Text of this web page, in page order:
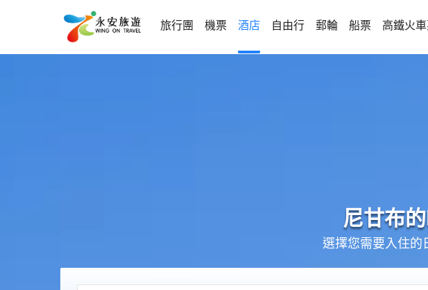
旅行團 機票 酒店 自由行 郵輪 船票 高鐵火
尼甘布的
選擇您需要入住的